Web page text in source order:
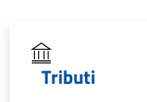
Tributi